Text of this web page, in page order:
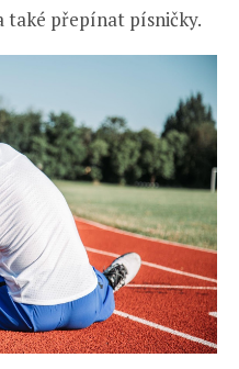
také přepínat písničky.